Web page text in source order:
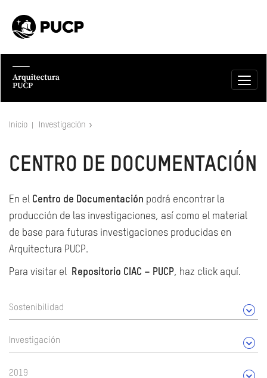
Inicio Investigación
CENTRO DE DOCUMENTACIÓN
En el Centro de Documentación podrá encontrar la
producción de las investigaciones, así como el material
de base para futuras investigaciones producidas en
Arquitectura PUCP.
Para visitar el Repositorio CIAC – PUCP, haz click aquí.
Sostenibilidad
Investigación
2019